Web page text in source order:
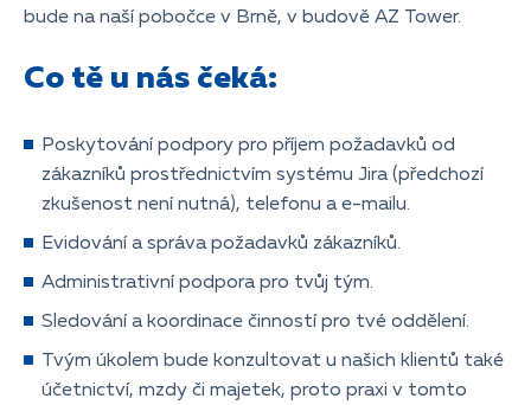
bude na naší pobočce v Brně, v budově AZ Tower.
Co tě u nás čeká:
Poskytování podpory pro příjem požadavků od
zákazníků prostřednictvím systému Jira (předchozí
zkušenost není nutná), telefonu a e-mailu.
Evidování a správa požadavků zákazníků.
Administrativní podpora pro tvůj tým.
Sledování a koordinace činností pro tvé oddělení.
Tvým úkolem bude konzultovat u našich klientů také
účetnictví, mzdy či majetek, proto praxi v tomto